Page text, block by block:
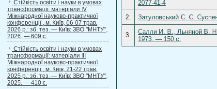
Стійкість освіти і науки в умовах
трансформації: матеріали ІV
Міжнародної науково-практичної
конференції , м. Київ, 06-07 трав.
2026 р.: зб. тез. — Київ: ЗВО "МНТУ",
2026. — 609 с.
Стійкість освіти і науки в умовах
трансформації: матеріали ІІІ
Міжнародної науково-практичної
конференції , м. Київ, 21-22 трав.
2025 р.: зб. тез. — Київ: ЗВО "МНТУ",
2025. — 410 с.
2077-41-4
2.
Затуловський С. С.
3.
Салли И. В., Льняной В.
1973. — 150 c.